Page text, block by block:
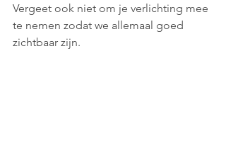
Vergeet ook niet om je verlichting mee
te nemen zodat we allemaal goed
zichtbaar zijn.